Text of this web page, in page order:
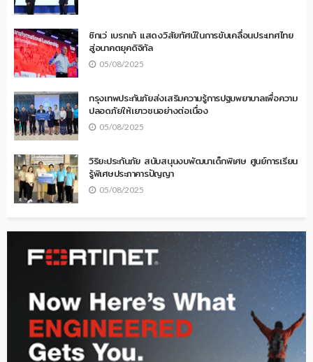
ซิกเว่ เบรกเก้ แสดงวิสัยทัศน์ในการขับเคลื่อนประเทศไทย
สู่อนาคตยุคดิจิทัล
05/08/2025
กรุงเทพประกันภัยส่งเสริมความรู้การปฐมพยาบาลเพื่อความ
ปลอดภัยให้เยาวชนอย่างต่อเนื่อง
05/08/2025
วิริยะประกันภัย สนับสนุนงบพัฒนาเด็กพิเศษ ศูนย์การเรียน
รู้พิเศษประภาคารปัญญา
05/08/2025